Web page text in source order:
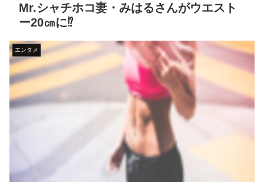
Mr.シャチホコ妻・みはるさんがウエスト
ー20㎝に⁉
エンタメ